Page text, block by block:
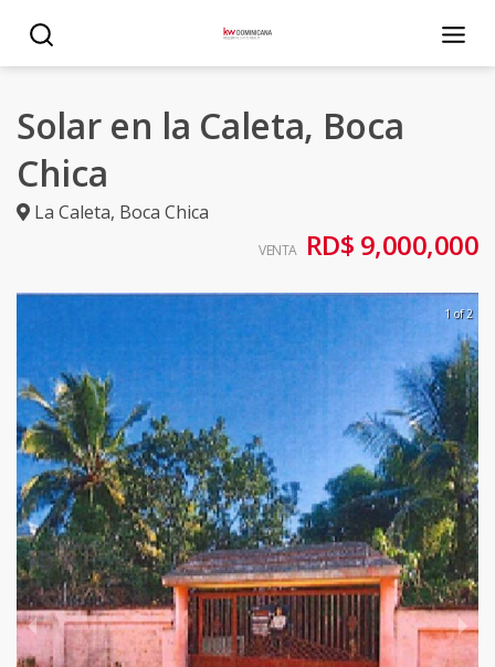
Solar en la Caleta, Boca
Chica
La Caleta, Boca Chica
VENTA RD$ 9,000,000
1 of 2